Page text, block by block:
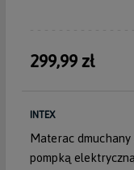
299,99 zł
INTEX
Materac
pompką